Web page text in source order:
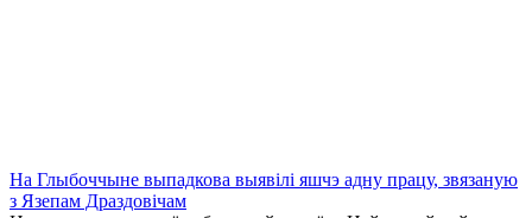
На Глыбоччыне выпадкова выявілі яшчэ адну працу, звязаную
з Язепам Драздовічам